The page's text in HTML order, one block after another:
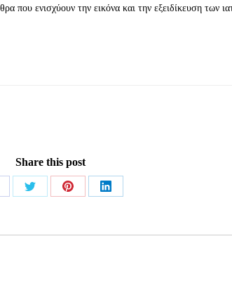
που ενισχύουν την εικόνα και την εξειδίκευση των
Share this post